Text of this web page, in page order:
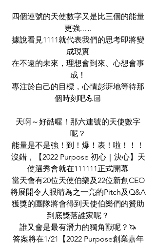
四個連號的天使數字又是比三個的能量
更強.….
據說看見1111就代表我們的思考即將變
成現實
在不遠的未來，理想會到來、心想會事
成！
專注於自己的目標，心情彭湃地等待那
個時刻吧💪🏻
天啊～好酷喔！那六連號的天使數字
呢？
能量是不是強！到！爆！表！啦！！！
沒錯，【2022 Purpose 初心｜決心】天
使選秀會就在111111正式開幕
當天會有20位天使伯樂及22位新創CEO
將展開令人眼睛為之一亮的Pitch及Q&A
獲獎的團隊將會得到天使伯樂們的贊助
到底獎落誰家呢？
誰又會是最有潛力的獨角獸呢？🦄
答案將在1/21【2022 Purpose創業嘉年